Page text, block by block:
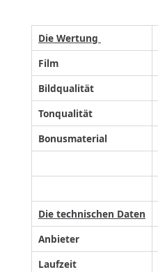
Die Wertung
Film
Bildqualität
Tonqualität
Bonusmaterial
Die technischen Daten
Anbieter
Laufzeit